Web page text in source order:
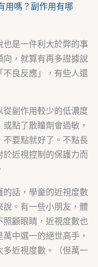
用嗎？副作用有哪
也是一件利大於弊的事
，就算有再多證據說
良反應」，有些人還
副作用較少的低濃度
點了散瞳劑會過敏，
要點就好了。不點長
近視控制的保護力而
的話，學童的近視度數
。有一些小朋友，體
顧眼睛，近視度數也
中選一的絕世高手，
多近視度數。（但萬一